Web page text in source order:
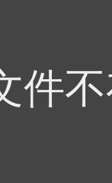
件